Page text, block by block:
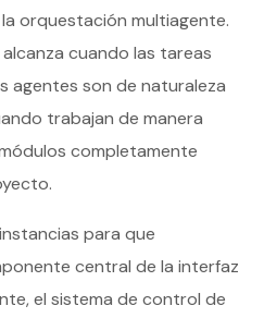
orquestación multiagente.
cuando las tareas
agentes son de naturaleza
trabajan de manera
completamente
para que
central de la interfaz
el sistema de control de